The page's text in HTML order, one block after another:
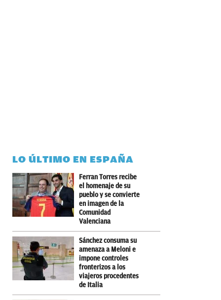
LO ÚLTIMO EN ESPAÑA
Ferran Torres recibe
el homenaje de su
pueblo y se convierte
en imagen de la
Comunidad
Valenciana
Sánchez consuma su
amenaza a Meloni e
impone controles
fronterizos a los
viajeros procedentes
de Italia